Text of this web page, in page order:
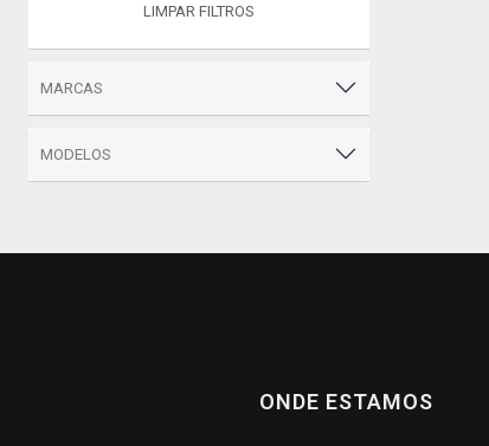
LIMPAR FILTROS
MARCAS
MODELOS
ONDE ESTAMOS